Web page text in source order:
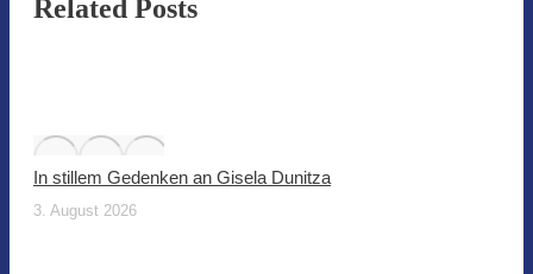
Related Posts
In stillem Gedenken an Gisela Dunitza
3. August 2026